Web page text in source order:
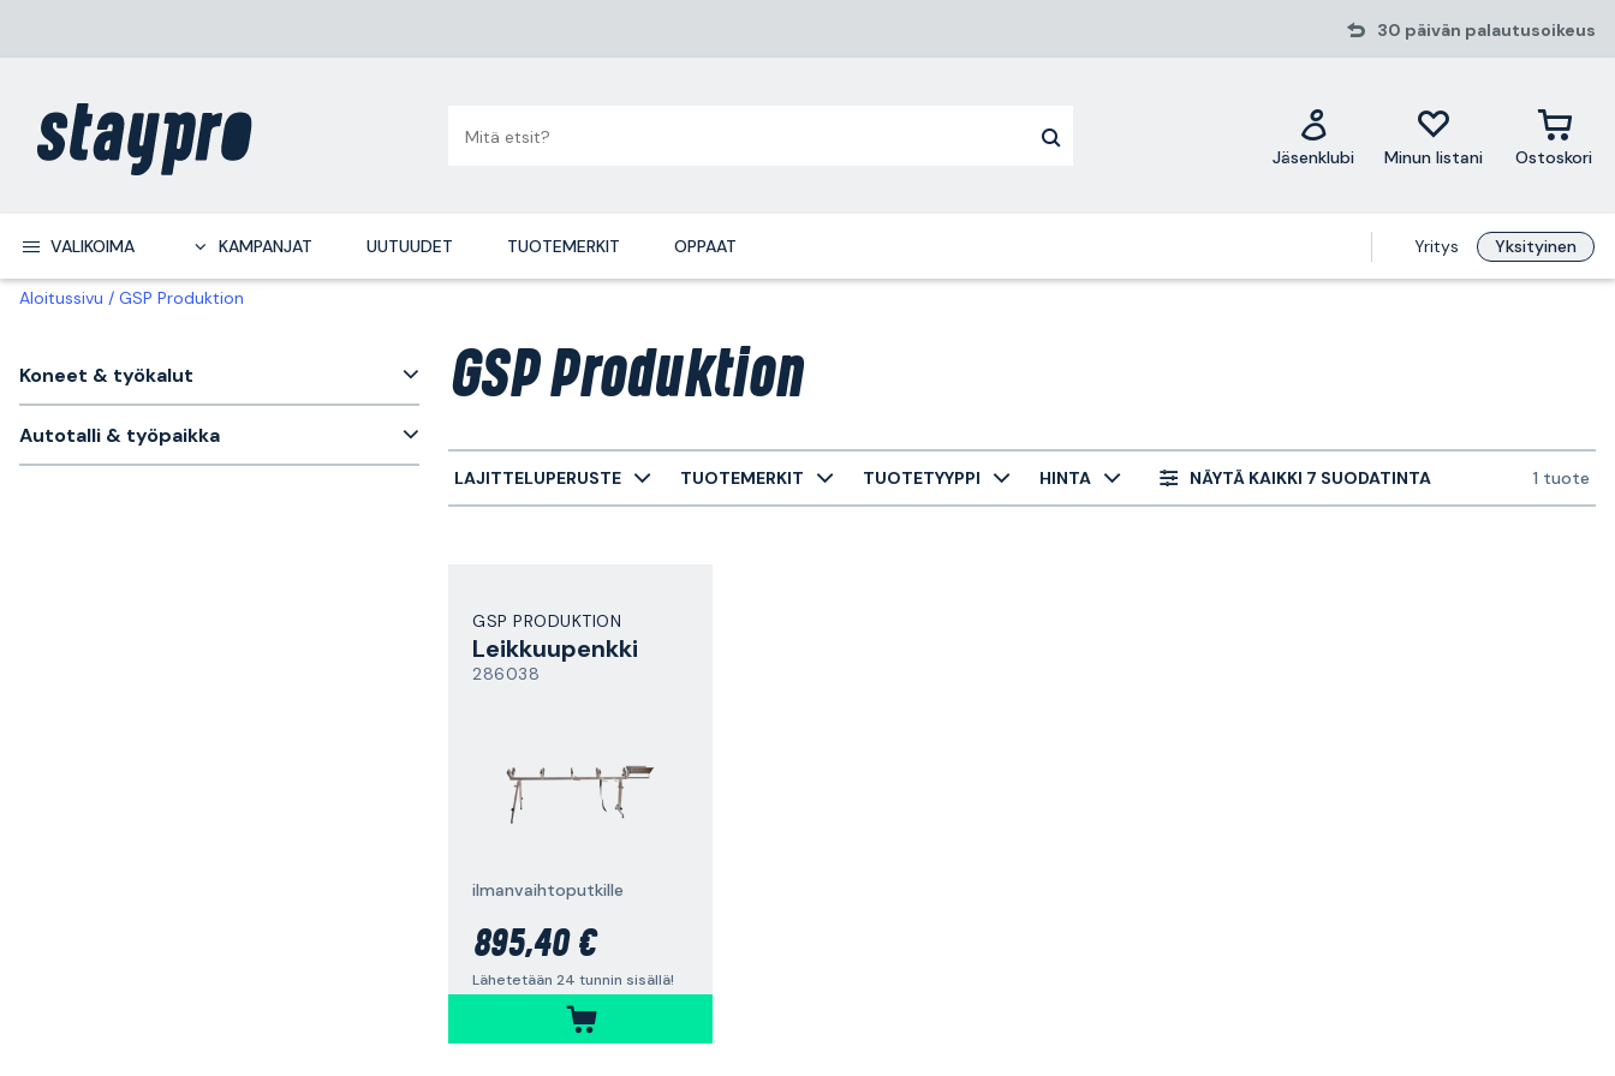
30 päivän palautusoikeus
Jäsenklubi Minun listani Ostoskori
VALIKOIMA KAMPANJAT UUTUUDET TUOTEMERKIT OPPAAT Yritys Yksityinen
Aloitussivu GSP Produktion
Koneet & työkalut
Autotalli & työpaikka
GSP Produktion
LAJITTELUPERUSTE TUOTEMERKIT TUOTETYYPPI HINTA NÄYTÄ KAIKKI 7 SUODATINTA 1 tuote
GSP PRODUKTION
Leikkuupenkki
286038
ilmanvaihtoputkille
895,40 €
Lähetetään 24 tunnin sisällä!